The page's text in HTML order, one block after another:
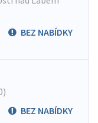
BEZ NABÍDKY
BEZ NABÍDKY